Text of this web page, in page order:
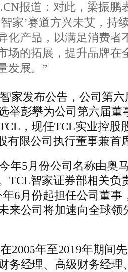
报道： 对此，梁振鹏
家’赛道方兴未艾，持
化产品，以满足消费者
场的拓展，提升品牌在
发展。”
家发布公告，公司第
举彭攀为公司第六届董
，现任TCL实业控股
有限公司执行董事兼首
年5月份公司名称由奥
TCL智家证券部相关负
6月份起担任公司董事
来公司将加速向全球领
2005年至2019年期间
务经理、高级财务经理